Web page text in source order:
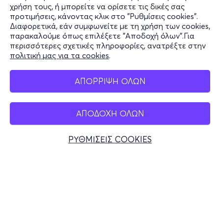
χρήση τους, ή μπορείτε να ορίσετε τις δικές σας
προτιμήσεις, κάνοντας κλικ στο "Ρυθμίσεις cookies".
Διαφορετικά, εάν συμφωνείτε με τη χρήση των cookies,
παρακαλούμε όπως επιλέξετε "Αποδοχή όλων".Για
περισσότερες σχετικές πληροφορίες, ανατρέξτε στην
πολιτική μας για τα cookies.
ΑΠΟΡΡΙΨΗ ΟΛΩΝ
ΑΠΟΔΟΧΗ ΟΛΩΝ
ΡΥΘΜΙΣΕΙΣ COOKIES
Υποστήριξη
Stay Connected
Mobile app